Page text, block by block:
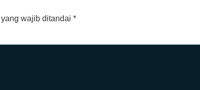
yang wajib ditandai *